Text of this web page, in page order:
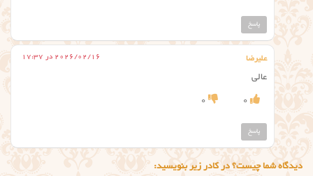
پاسخ
علیرضا 2026/02/16 در 17:37
عالی
0
0
پاسخ
دیدگاه شما چیست؟ در کادر زیر بنویسید: